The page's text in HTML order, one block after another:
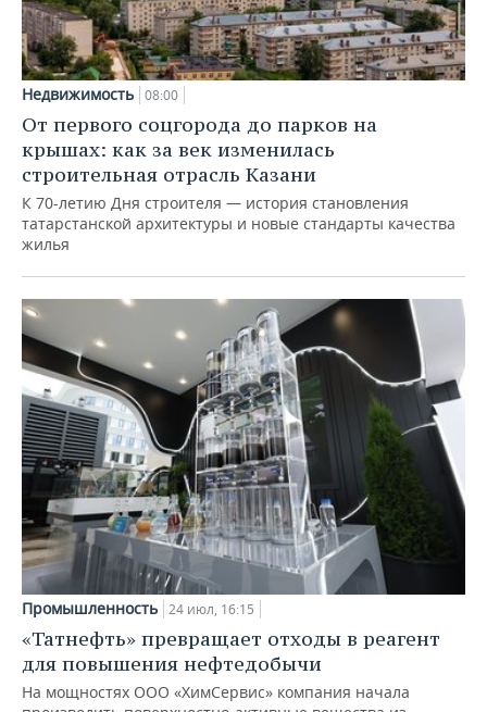
Недвижимость 08:00
От первого соцгорода до парков на
крышах: как за век изменилась
строительная отрасль Казани
К 70-летию Дня строителя — история становления
татарстанской архитектуры и новые стандарты качества
жилья
Промышленность 24 июл, 16:15
«Татнефть» превращает отходы в реагент
для повышения нефтедобычи
На мощностях ООО «ХимСервис» компания начала